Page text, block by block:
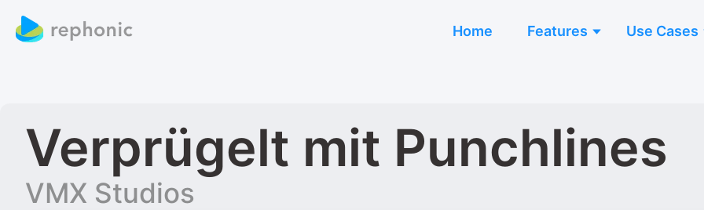
Home Features Use Cases
Verprügelt mit Punchlines
VMX Studios